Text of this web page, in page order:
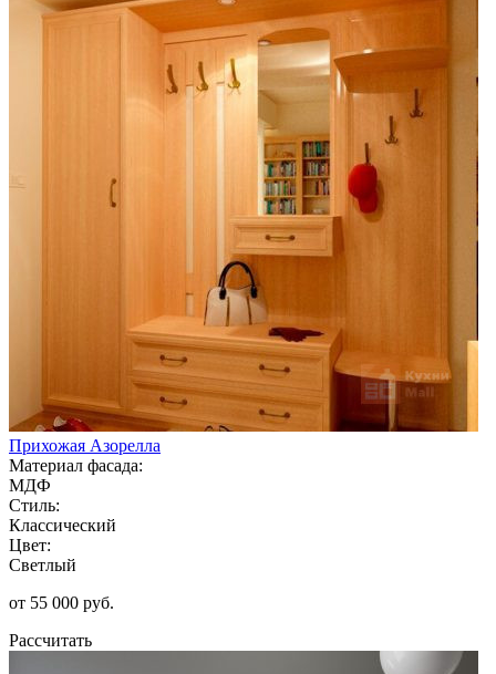
Прихожая Азорелла
Материал фасада:
МДФ
Стиль:
Классический
Цвет:
Светлый
от 55 000 руб.
Рассчитать